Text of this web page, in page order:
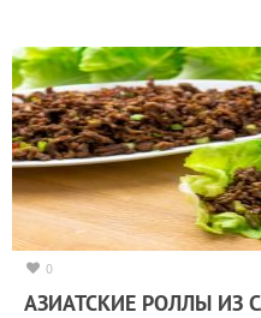
0
АЗИАТСКИЕ РОЛЛЫ ИЗ